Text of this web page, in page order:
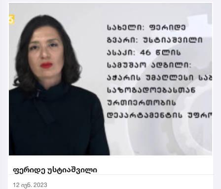
ფერიდე უსტიაშვილი
12 ივნ. 2023